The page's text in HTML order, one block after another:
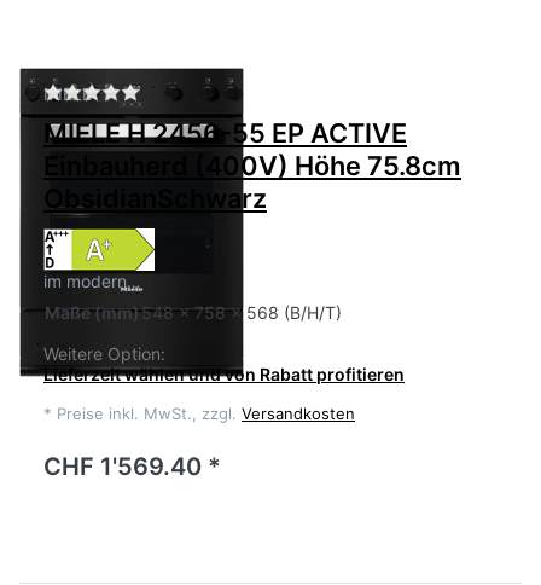
MIELE Zu diesem Produkt liegen noch keine
MIELE H 2456-55 EP ACTIVE
Einbauherd (400V) Höhe 75.8cm
ObsidianSchwarz
im modern…
Maße(mm)548 x 758 x 568 (B/H/T)
Weitere Option:
Lieferzeit wählen und von Rabatt profitieren
* Preise inkl. MwSt., zzgl. Versandkosten
CHF 1'569.40 *